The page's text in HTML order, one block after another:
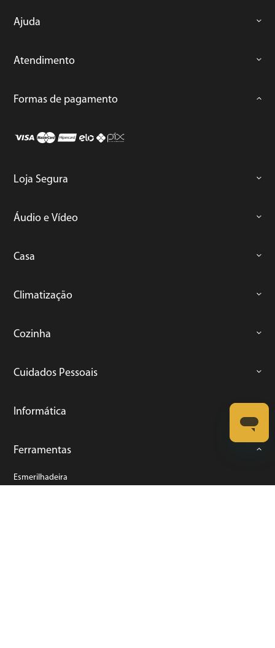
Ajuda
Atendimento
Formas de pagamento
Loja Segura
Áudio e Vídeo
Casa
Climatização
Cozinha
Cuidados Pessoais
Informática
Ferramentas
Esmerilhadeira